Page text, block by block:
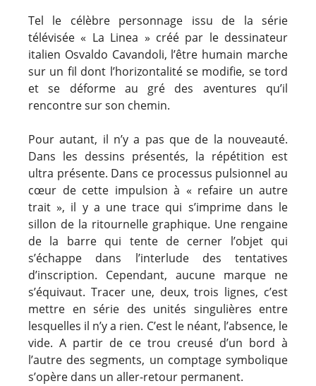
Tel le célèbre personnage issu de la série
télévisée « La Linea » créé par le dessinateur
italien Osvaldo Cavandoli, l’être humain marche
sur un fil dont l’horizontalité se modifie, se tord
et se déforme au gré des aventures qu’il
rencontre sur son chemin.
Pour autant, il n’y a pas que de la nouveauté.
Dans les dessins présentés, la répétition est
ultra présente. Dans ce processus pulsionnel au
cœur de cette impulsion à « refaire un autre
trait », il y a une trace qui s’imprime dans le
sillon de la ritournelle graphique. Une rengaine
de la barre qui tente de cerner l’objet qui
s’échappe dans l’interlude des tentatives
d’inscription. Cependant, aucune marque ne
s’équivaut. Tracer une, deux, trois lignes, c’est
mettre en série des unités singulières entre
lesquelles il n’y a rien. C’est le néant, l’absence, le
vide. A partir de ce trou creusé d’un bord à
l’autre des segments, un comptage symbolique
s’opère dans un aller-retour permanent.